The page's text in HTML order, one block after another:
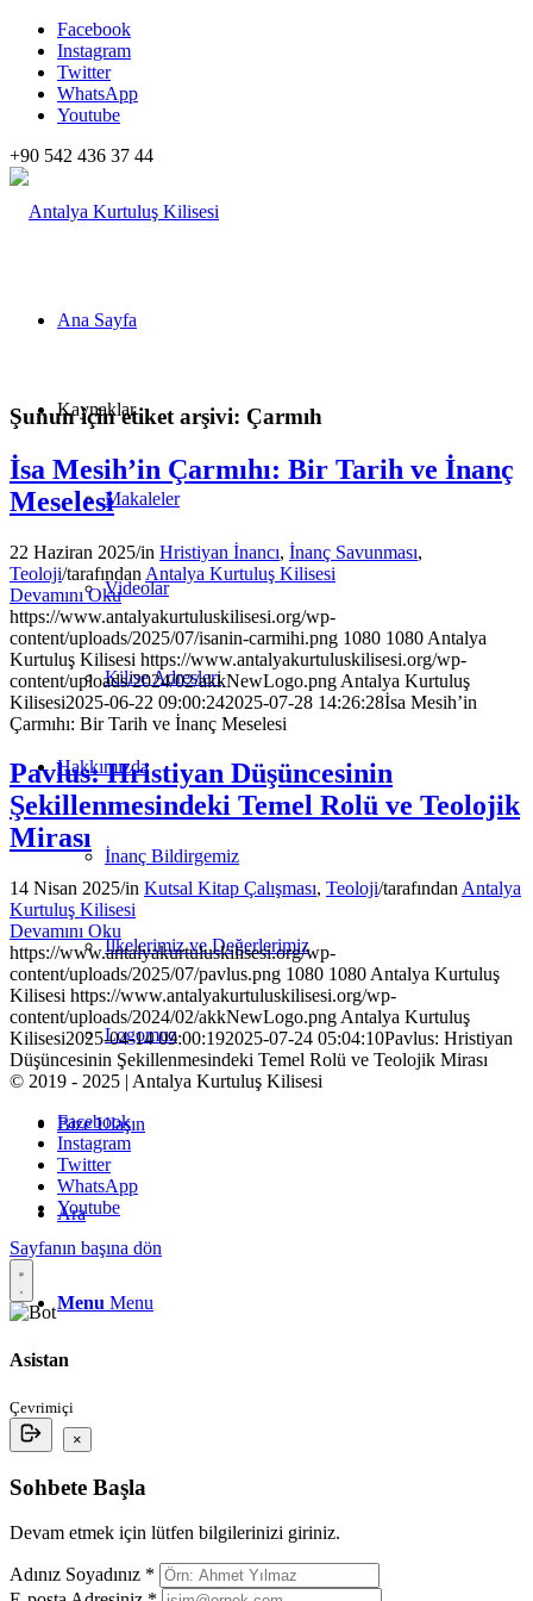
Facebook
Instagram
Twitter
WhatsApp
Youtube
+90 542 436 37 44
Ana Sayfa
Kaynaklar
Makaleler
Videolar
Kilise Adresleri
Hakkımızda
İnanç Bildirgemiz
İlkelerimiz ve Değerlerimiz
Logomuz
Bize Ulaşın
Ara
Menu Menu
Şunun için etiket arşivi: Çarmıh
İsa Mesih’in Çarmıhı: Bir Tarih ve İnanç
Meselesi
22 Haziran 2025/in Hristiyan İnancı, İnanç Savunması,
Teoloji/tarafından Antalya Kurtuluş Kilisesi
Devamını Oku
https://www.antalyakurtuluskilisesi.org/wp-
content/uploads/2025/07/isanin-carmihi.png 1080 1080 Antalya
Kurtuluş Kilisesi https://www.antalyakurtuluskilisesi.org/wp-
content/uploads/2024/02/akkNewLogo.png Antalya Kurtuluş
Kilisesi2025-06-22 09:00:242025-07-28 14:26:28İsa Mesih’in
Çarmıhı: Bir Tarih ve İnanç Meselesi
Pavlus: Hristiyan Düşüncesinin
Şekillenmesindeki Temel Rolü ve Teolojik
Mirası
14 Nisan 2025/in Kutsal Kitap Çalışması, Teoloji/tarafından Antalya
Kurtuluş Kilisesi
Devamını Oku
https://www.antalyakurtuluskilisesi.org/wp-
content/uploads/2025/07/pavlus.png 1080 1080 Antalya Kurtuluş
Kilisesi https://www.antalyakurtuluskilisesi.org/wp-
content/uploads/2024/02/akkNewLogo.png Antalya Kurtuluş
Kilisesi2025-04-14 09:00:192025-07-24 05:04:10Pavlus: Hristiyan
Düşüncesinin Şekillenmesindeki Temel Rolü ve Teolojik Mirası
© 2019 - 2025 | Antalya Kurtuluş Kilisesi
Facebook
Instagram
Twitter
WhatsApp
Youtube
Sayfanın başına dön
Asistan
Çevrimiçi
×
Sohbete Başla
Devam etmek için lütfen bilgilerinizi giriniz.
Adınız Soyadınız *